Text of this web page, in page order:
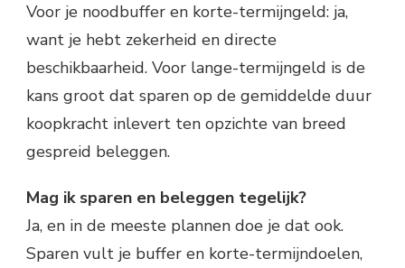
Voor je noodbuffer en korte-termijngeld: ja,
want je hebt zekerheid en directe
beschikbaarheid. Voor lange-termijngeld is de
kans groot dat sparen op de gemiddelde duur
koopkracht inlevert ten opzichte van breed
gespreid beleggen.
Mag ik sparen en beleggen tegelijk?
Ja, en in de meeste plannen doe je dat ook.
Sparen vult je buffer en korte-termijndoelen,